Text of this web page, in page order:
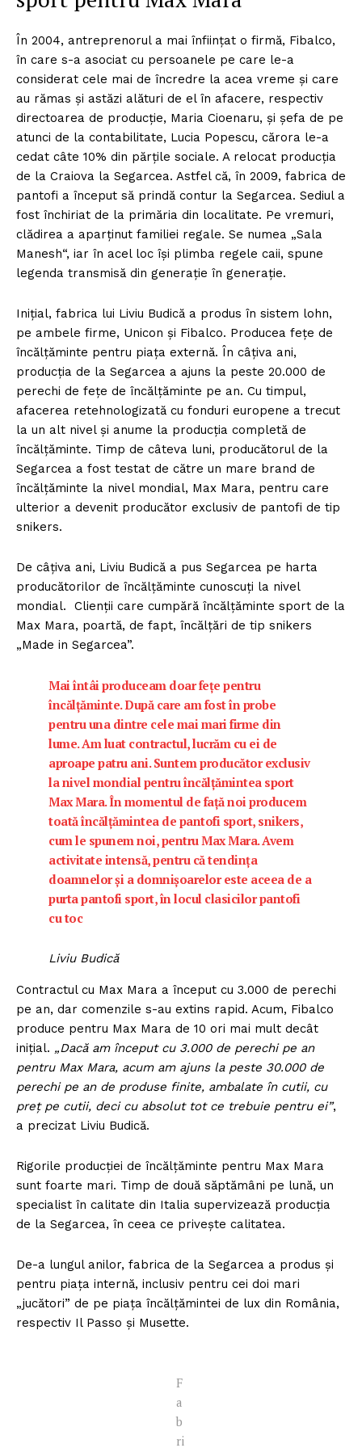
În 2004, antreprenorul a mai înfiinţat o firmă, Fibalco,
în care s-a asociat cu persoanele pe care le-a
considerat cele mai de încredre la acea vreme şi care
au rămas şi astăzi alături de el în afacere, respectiv
directoarea de producţie, Maria Cioenaru, şi şefa de pe
atunci de la contabilitate, Lucia Popescu, cărora le-a
cedat câte 10% din părţile sociale. A relocat producţia
de la Craiova la Segarcea. Astfel că, în 2009, fabrica de
pantofi a început să prindă contur la Segarcea. Sediul a
fost închiriat de la primăria din localitate. Pe vremuri,
clădirea a aparținut familiei regale. Se numea „Sala
Manesh“, iar în acel loc își plimba regele caii, spune
legenda transmisă din generație în generație.
Iniţial, fabrica lui Liviu Budică a produs în sistem lohn,
pe ambele firme, Unicon şi Fibalco. Producea feţe de
încălţăminte pentru piaţa externă. În câţiva ani,
producţia de la Segarcea a ajuns la peste 20.000 de
perechi de feţe de încălţăminte pe an. Cu timpul,
afacerea retehnologizată cu fonduri europene a trecut
la un alt nivel şi anume la producţia completă de
încălţăminte. Timp de câteva luni, producătorul de la
Segarcea a fost testat de către un mare brand de
încălţăminte la nivel mondial, Max Mara, pentru care
ulterior a devenit producător exclusiv de pantofi de tip
snikers.
De câţiva ani, Liviu Budică a pus Segarcea pe harta
producătorilor de încălţăminte cunoscuţi la nivel
mondial. Clienţii care cumpără încălţăminte sport de la
Max Mara, poartă, de fapt, încălţări de tip snikers
„Made in Segarcea”.
Mai întâi produceam doar feţe pentru
încălţăminte. După care am fost în probe
pentru una dintre cele mai mari firme din
lume. Am luat contractul, lucrăm cu ei de
aproape patru ani. Suntem producător exclusiv
la nivel mondial pentru încălţămintea sport
Max Mara. În momentul de faţă noi producem
toată încălţămintea de pantofi sport, snikers,
cum le spunem noi, pentru Max Mara. Avem
activitate intensă, pentru că tendinţa
doamnelor şi a domnişoarelor este aceea de a
purta pantofi sport, în locul clasicilor pantofi
cu toc
Liviu Budică
Contractul cu Max Mara a început cu 3.000 de perechi
pe an, dar comenzile s-au extins rapid. Acum, Fibalco
produce pentru Max Mara de 10 ori mai mult decât
iniţial. „Dacă am început cu 3.000 de perechi pe an
pentru Max Mara, acum am ajuns la peste 30.000 de
perechi pe an de produse finite, ambalate în cutii, cu
preţ pe cutii, deci cu absolut tot ce trebuie pentru ei”,
a precizat Liviu Budică.
Rigorile producţiei de încălţăminte pentru Max Mara
sunt foarte mari. Timp de două săptămâni pe lună, un
specialist în calitate din Italia supervizează producţia
de la Segarcea, în ceea ce priveşte calitatea.
De-a lungul anilor, fabrica de la Segarcea a produs şi
pentru piaţa internă, inclusiv pentru cei doi mari
„jucători” de pe piaţa încălţămintei de lux din România,
respectiv Il Passo şi Musette.
F
a
b
ri